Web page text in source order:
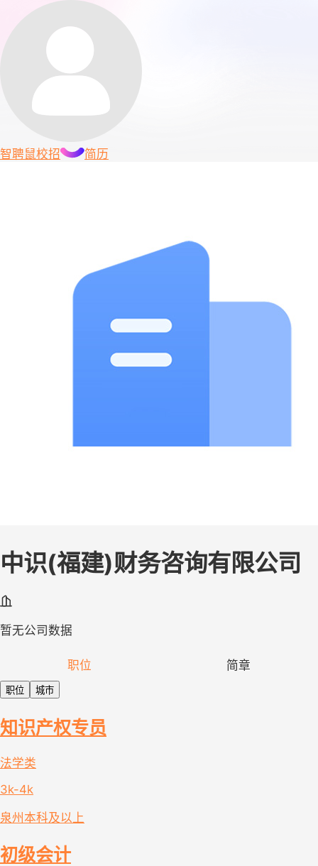
智聘鼠校招 简历
中识(福建)财务咨询有限公司
暂无公司数据
职位 简章
职位 城市
知识产权专员
法学类
3k-4k
泉州 本科及以上
初级会计